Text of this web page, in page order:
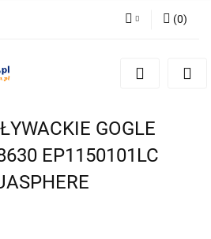
(0)
GOGLE
EP1150101LC